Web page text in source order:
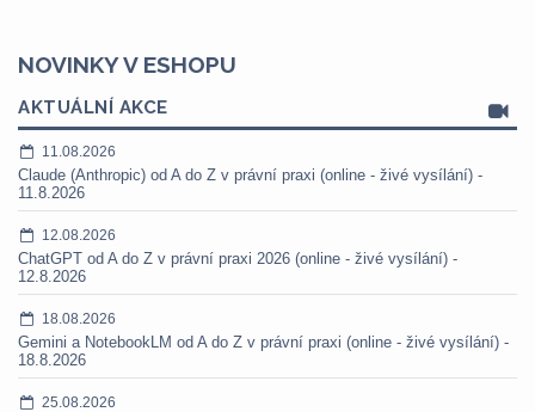
NOVINKY V ESHOPU
AKTUÁLNÍ AKCE
11.08.2026
Claude (Anthropic) od A do Z v právní praxi (online - živé vysílání) -
11.8.2026
12.08.2026
ChatGPT od A do Z v právní praxi 2026 (online - živé vysílání) -
12.8.2026
18.08.2026
Gemini a NotebookLM od A do Z v právní praxi (online - živé vysílání) -
18.8.2026
25.08.2026